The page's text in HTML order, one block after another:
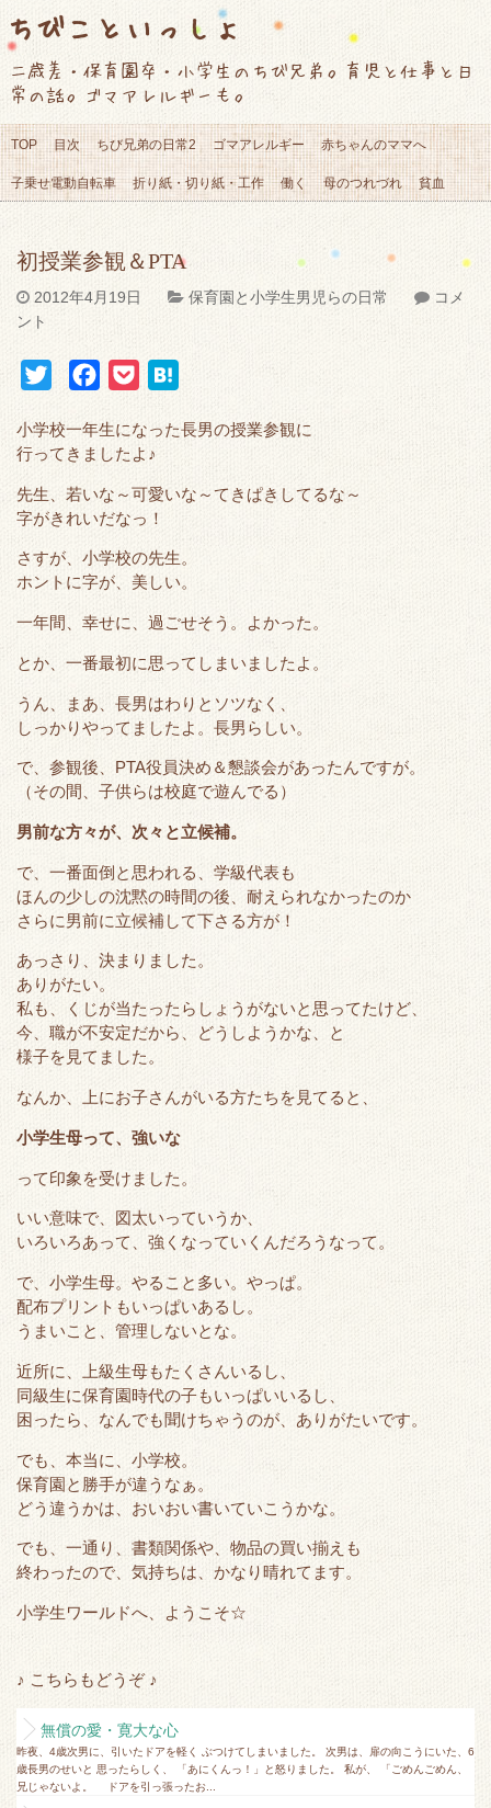
ちびこといっしょ
二歳差・保育園卒・小学生のちび兄弟。育児と仕事と日
常の話。ゴマアレルギーも。
TOP 目次 ちび兄弟の日常2 ゴマアレルギー 赤ちゃんのママへ
子乗せ電動自転車 折り紙・切り紙・工作 働く 母のつれづれ 貧血
初授業参観＆PTA
2012年4月19日 保育園と小学生男児らの日常
コメ
ント
i
t
e
r
c
e
b
o
o
k
c
k
e
t
t
n
小学校一年生になった長男の授業参観に
行ってきましたよ♪
先生、若いな～可愛いな～てきぱきしてるな～
字がきれいだなっ！
さすが、小学校の先生。
ホントに字が、美しい。
一年間、幸せに、過ごせそう。よかった。
とか、一番最初に思ってしまいましたよ。
うん、まあ、長男はわりとソツなく、
しっかりやってましたよ。長男らしい。
で、参観後、PTA役員決め＆懇談会があったんですが。
（その間、子供らは校庭で遊んでる）
男前な方々が、次々と立候補。
で、一番面倒と思われる、学級代表も
ほんの少しの沈黙の時間の後、耐えられなかったのか
さらに男前に立候補して下さる方が！
あっさり、決まりました。
ありがたい。
私も、くじが当たったらしょうがないと思ってたけど、
今、職が不安定だから、どうしようかな、と
様子を見てました。
なんか、上にお子さんがいる方たちを見てると、
小学生母って、強いな
って印象を受けました。
いい意味で、図太いっていうか、
いろいろあって、強くなっていくんだろうなって。
で、小学生母。やること多い。やっぱ。
配布プリントもいっぱいあるし。
うまいこと、管理しないとな。
近所に、上級生母もたくさんいるし、
同級生に保育園時代の子もいっぱいいるし、
困ったら、なんでも聞けちゃうのが、ありがたいです。
でも、本当に、小学校。
保育園と勝手が違うなぁ。
どう違うかは、おいおい書いていこうかな。
でも、一通り、書類関係や、物品の買い揃えも
終わったので、気持ちは、かなり晴れてます。
小学生ワールドへ、ようこそ☆
♪ こちらもどうぞ ♪
無償の愛・寛大な心
昨夜、4歳次男に、引いたドアを軽く ぶつけてしまいました。 次男は、扉の向こうにいた、6
歳長男のせいと 思ったらしく、 「あにくんっ！」と怒りました。 私が、 「ごめんごめん、
兄じゃないよ。 ドアを引っ張ったお...